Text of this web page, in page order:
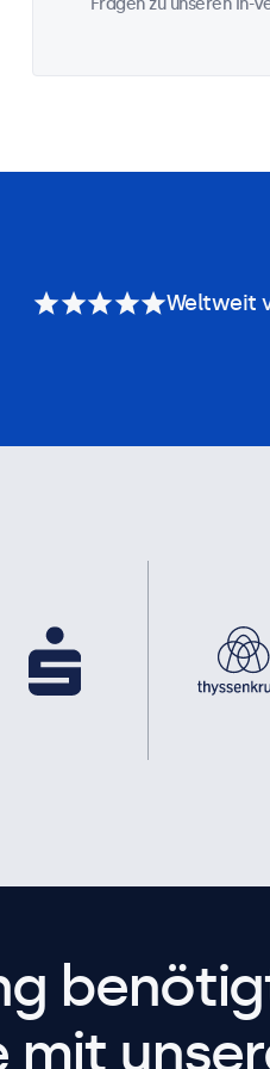
Fragen zu unseren In-
Weltweit
mit